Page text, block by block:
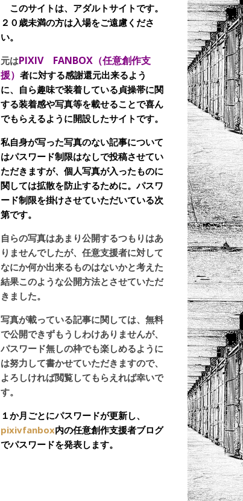
このサイトは、アダルトサイトです。
２０歳未満の方は入場をご遠慮くださ
い。
元はPIXIV FANBOX（任意創作支
援） 者に対する感謝還元出来るよう
に、自ら趣味で装着している貞操帯に関
する装着感や写真等を載せることで喜ん
でもらえるように開設したサイトです。
私自身が写った写真のない記事について
はパスワード制限はなしで投稿させてい
ただきますが、個人写真が入ったものに
関しては拡散を防止するために。パスワ
ード制限を掛けさせていただいている次
第です。
自らの写真はあまり公開するつもりはあ
りませんでしたが、任意支援者に対して
なにか何か出来るものはないかと考えた
結果このような公開方法とさせていただ
きました。
写真が載っている記事に関しては、無料
で公開できずもうしわけありませんが、
パスワード無しの枠でも楽しめるように
は努力して書かせていただきますので、
よろしければ閲覧してもらえれば幸いで
す。
１か月ごとにパスワードが更新し、
pixivfanbox内の任意創作支援者ブログ
でパスワードを発表します。